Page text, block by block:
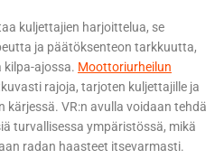
kuljettajien harjoittelua, se
ja päätöksenteon tarkkuutta,
ajossa. Moottoriurheilun
rajoja, tarjoten kuljettajille ja
kärjessä. VR:n avulla voidaan tehdä
turvallisessa ympäristössä, mikä
radan haasteet itsevarmasti.